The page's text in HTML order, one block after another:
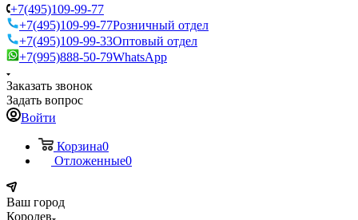
+7(495)109-99-77
+7(495)109-99-77Розничный отдел
+7(495)109-99-33Оптовый отдел
+7(995)888-50-79WhatsApp
Заказать звонок
Задать вопрос
Войти
Корзина0
Отложенные0
Ваш город
Королев